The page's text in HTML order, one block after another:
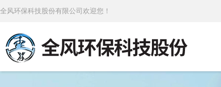
全风环保科技股份有限公司欢迎您！